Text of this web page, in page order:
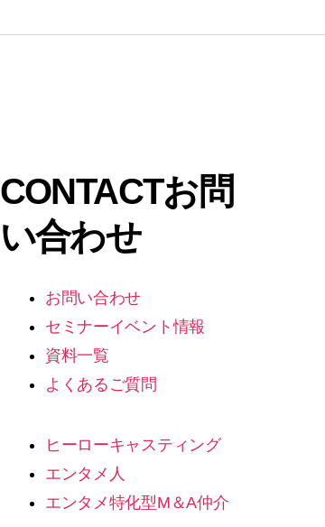
CONTACTお問
い合わせ
お問い合わせ
セミナーイベント情報
資料一覧
よくあるご質問
ヒーローキャスティング
エンタメ人
エンタメ特化型M＆A仲介